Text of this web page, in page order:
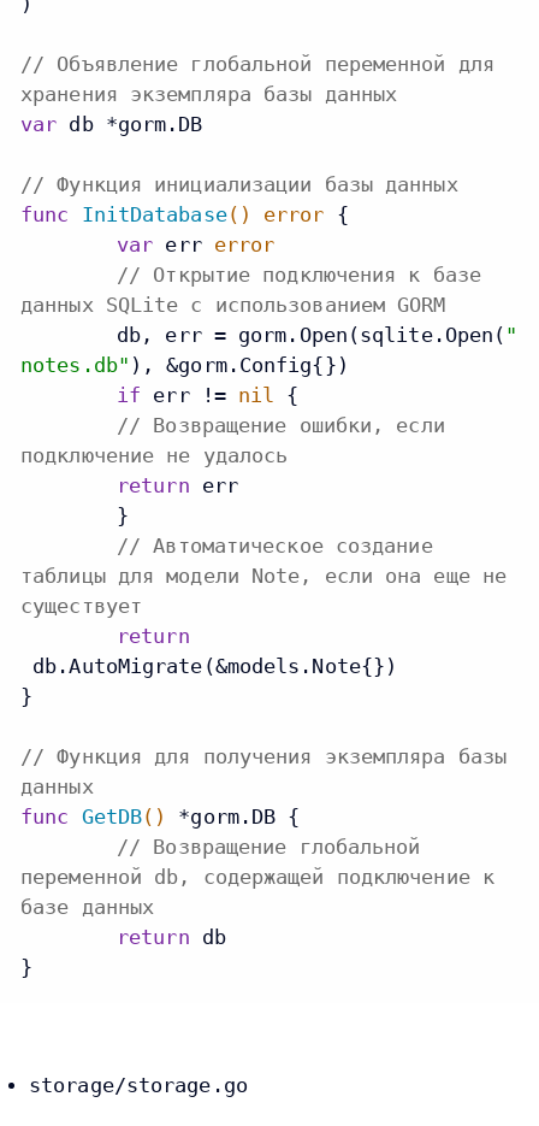
// Объявление глобальной переменной для
хранения экземпляра базы данных
var db *gorm.DB
// Функция инициализации базы данных
func
InitDatabase() error {
var err error
// Открытие подключения к базе
данных SQLite с использованием GORM
	db, err = gorm.Open(sqlite.Open(
"
notes.db" ), &gorm.Config{})
if err != nil {
// Возвращение ошибки, если
подключение не удалось
return err
// Автоматическое создание
таблицы для модели Note, если она еще не
существует
return
db.AutoMigrate(&models.Note{})
}
// Функция для получения экземпляра базы
данных
func GetDB()
*gorm.DB {
// Возвращение глобальной
переменной db, содержащей подключение к
базе данных
return db
storage/storage.go